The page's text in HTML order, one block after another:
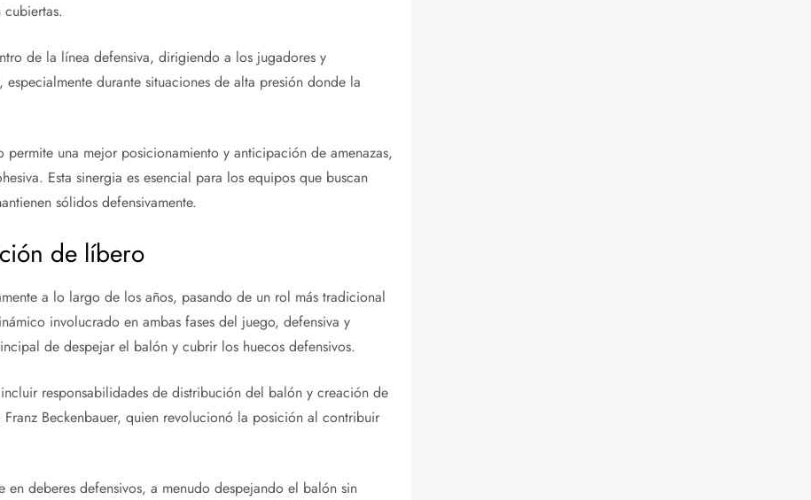
cubiertas.
de la línea defensiva, dirigiendo a los jugadores y
durante situaciones de alta presión donde la
una mejor posicionamiento y anticipación de amenazas,
Esta sinergia es esencial para los equipos que buscan
sólidos defensivamente.
de líbero
a lo largo de los años, pasando de un rol más tradicional
involucrado en ambas fases del juego, defensiva y
de despejar el balón y cubrir los huecos defensivos.
responsabilidades de distribución del balón y creación de
Beckenbauer, quien revolucionó la posición al contribuir
en deberes defensivos, a menudo despejando el balón sin